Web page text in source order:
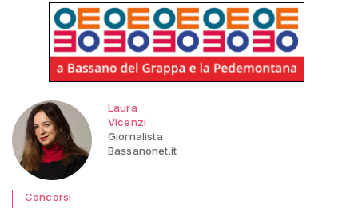
Laura
Vicenzi
Giornalista
Bassanonet.it
Concorsi